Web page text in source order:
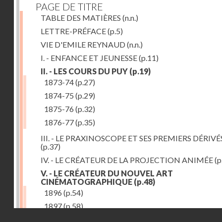
PAGE DE TITRE
TABLE DES MATIÈRES (n.n.)
LETTRE-PRÉFACE(p.5)
VIE D'EMILE REYNAUD (n.n.)
I. - ENFANCE ET JEUNESSE(p.11)
II. - LES COURS DU PUY (p.19)
1873-74(p.27)
1874-75 (p.29)
1875-76 (p.32)
1876-77(p.35)
III. - LE PRAXINOSCOPE ET SES PREMIERS
(p.37)
IV. - LE CRÉATEUR DE LA PROJECTION ANIMÉE
V. - LE CRÉATEUR DU NOUVEL ART
CINÉMATOGRAPHIQUE (p.48)
1896 (p.54)
1897(p.58)